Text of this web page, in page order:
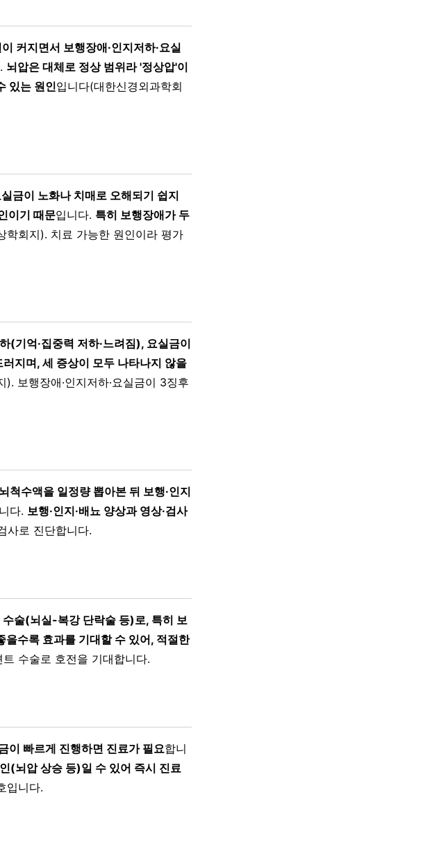
커지면서 보행장애·인지저하·요실
뇌압은 대체로 정상 범위라 '정상압'이
있는 원인입니다(대한신경외과학회
금이 노화나 치매로 오해되기 쉽지
이기 때문입니다. 특히 보행장애가 두
학회지). 치료 가능한 원인이라 평가
(기억·집중력 저하·느려짐), 요실금이
지며, 세 증상이 모두 나타나지 않을
보행장애·인지저하·요실금이 3징후
척수액을 일정량 뽑아본 뒤 보행·인지
다. 보행·인지·배뇨 양상과 영상·검사
사로 진단합니다.
술(뇌실-복강 단락술 등)로, 특히 보
을수록 효과를 기대할 수 있어, 적절한
수술로 호전을 기대합니다.
이 빠르게 진행하면 진료가 필요합니
(뇌압 상승 등)일 수 있어 즉시 진료
입니다.